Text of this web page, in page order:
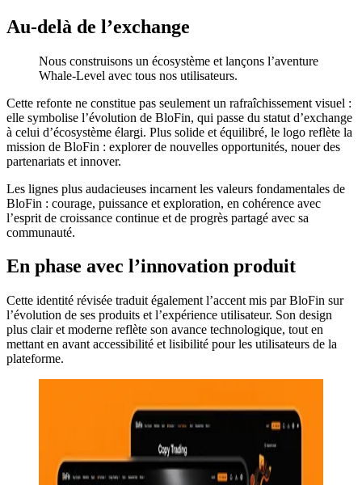
Au-delà de l’exchange
Nous construisons un écosystème et lançons l’aventure
Whale-Level avec tous nos utilisateurs.
Cette refonte ne constitue pas seulement un rafraîchissement visuel :
elle symbolise l’évolution de BloFin, qui passe du statut d’exchange
à celui d’écosystème élargi. Plus solide et équilibré, le logo reflète la
mission de BloFin : explorer de nouvelles opportunités, nouer des
partenariats et innover.
Les lignes plus audacieuses incarnent les valeurs fondamentales de
BloFin : courage, puissance et exploration, en cohérence avec
l’esprit de croissance continue et de progrès partagé avec sa
communauté.
En phase avec l’innovation produit
Cette identité révisée traduit également l’accent mis par BloFin sur
l’évolution de ses produits et l’expérience utilisateur. Son design
plus clair et moderne reflète son avance technologique, tout en
mettant en avant accessibilité et lisibilité pour les utilisateurs de la
plateforme.